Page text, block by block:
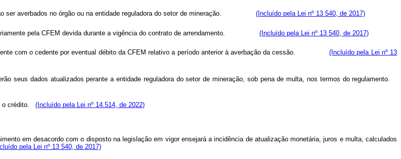
ser averbados no órgão ou na entidade reguladora do setor de mineração. (Incluído pela Lei nº 13 540, de 2017)
pela CFEM devida durante a vigência do contrato de arrendamento. (Incluído pela Lei nº 13 540, de 2017)
com o cedente por eventual débito da CFEM relativo a período anterior à averbação da cessão.(Incluído pela Lei nº 13
seus dados atualizados perante a entidade reguladora do setor de mineração, sob pena de multa, nos termos do regulamento.
o crédito. (Incluído pela Lei nº 14.514, de 2022)
em desacordo com o disposto na legislação em vigor ensejará a incidência de atualização monetária, juros e multa, calculados
pela Lei nº 13 540, de 2017)